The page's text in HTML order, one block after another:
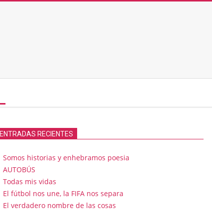
ENTRADAS RECIENTES
Somos historias y enhebramos poesia
AUTOBÚS
Todas mis vidas
El fútbol nos une, la FIFA nos separa
El verdadero nombre de las cosas